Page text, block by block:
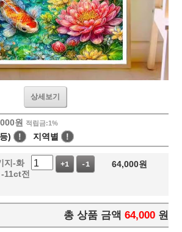
상세보기
원 적립금:1%
) ! 지역별 !
지-화
11ct전
+1 -1 64,000원
총 상품 금액 64,000 원